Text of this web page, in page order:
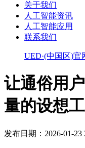
关于我们
人工智能资讯
人工智能应用
联系我们
UED·(中国区)官
让通俗用
量的设想工
发布日期：2026-01-23